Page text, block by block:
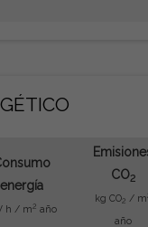
energía
h / m2 año
CO2
kg CO2 / m
año